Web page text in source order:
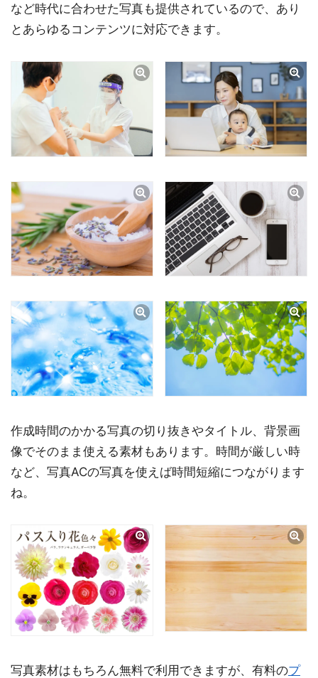
など時代に合わせた写真も提供されているので、あり
とあらゆるコンテンツに対応できます。
作成時間のかかる写真の切り抜きやタイトル、背景画
像でそのまま使える素材もあります。時間が厳しい時
など、写真ACの写真を使えば時間短縮につながります
ね。
写真素材はもちろん無料で利用できますが、有料のプ